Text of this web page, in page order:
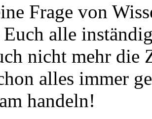
Frage von
alle
nicht mehr die
alles immer
handeln!